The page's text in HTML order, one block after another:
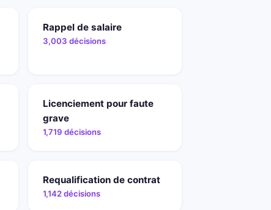
Rappel de salaire
3,003 décisions
Licenciement pour faute
grave
1,719 décisions
Requalification de contrat
1,142 décisions